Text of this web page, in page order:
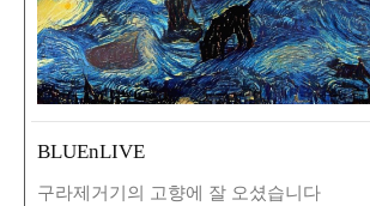
BLUEnLIVE
구라제거기의 고향에 잘 오셨습니다